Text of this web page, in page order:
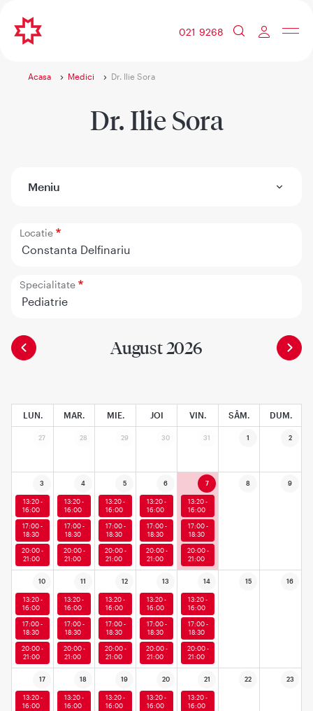
021 9268
Acasa Medici Dr. Ilie Sora
Dr. Ilie Sora
Meniu
Locatie
Constanta Delfinariu
Specialitate
Pediatrie
August 2026
LUN. MAR. MIE. JOI VIN. SÂM. DUM.
27 28 29 30 31 1 2
3 4 5 6 7 8 9
13:20 -
16:00
13:20 -
16:00
13:20 -
16:00
13:20 -
16:00
13:20 -
16:00
17:00 -
18:30
17:00 -
18:30
17:00 -
18:30
17:00 -
18:30
17:00 -
18:30
20:00 -
21:00
20:00 -
21:00
20:00 -
21:00
20:00 -
21:00
20:00 -
21:00
10 11 12 13 14 15 16
13:20 -
16:00
13:20 -
16:00
13:20 -
16:00
13:20 -
16:00
13:20 -
16:00
17:00 -
18:30
17:00 -
18:30
17:00 -
18:30
17:00 -
18:30
17:00 -
18:30
20:00 -
21:00
20:00 -
21:00
20:00 -
21:00
20:00 -
21:00
20:00 -
21:00
17 18 19 20 21 22 23
13:20 -
16:00
13:20 -
16:00
13:20 -
16:00
13:20 -
16:00
13:20 -
16:00